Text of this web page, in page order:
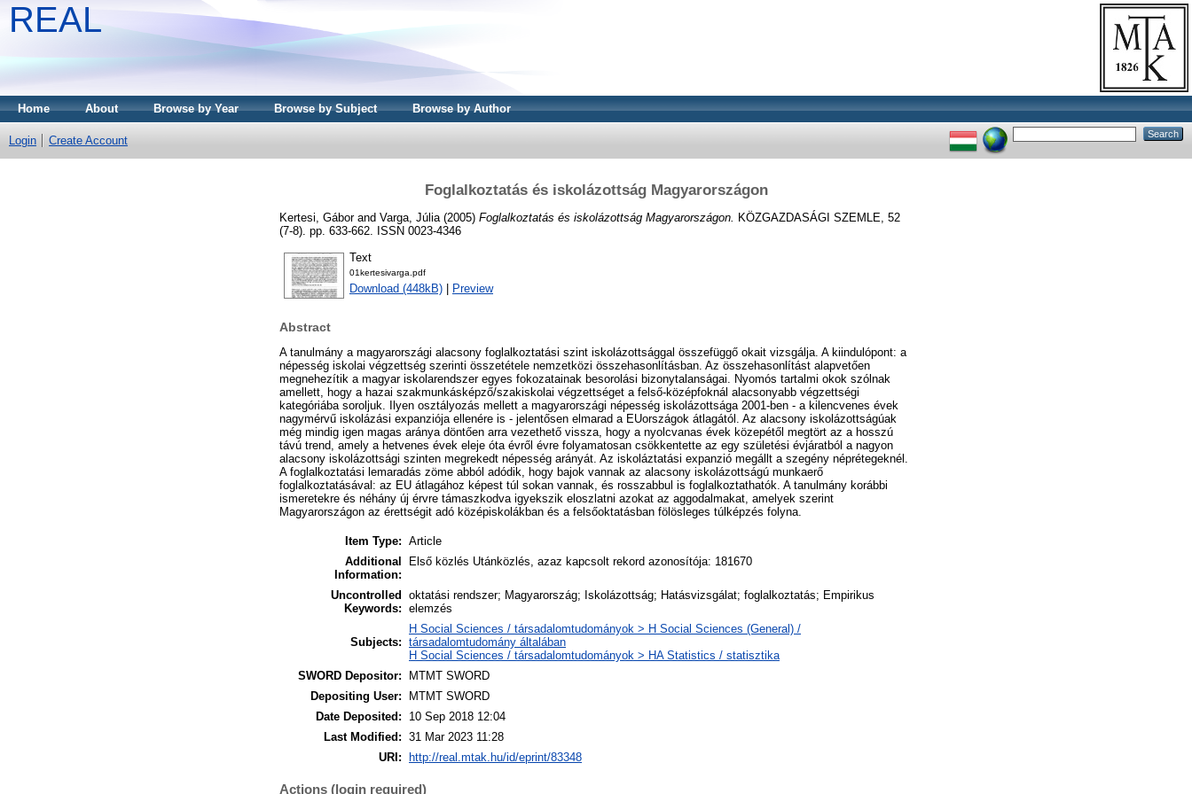
REAL
Home About Browse by Year Browse by Subject Browse by Author
Login Create Account
Foglalkoztatás és iskolázottság Magyarországon
Kertesi, Gáborand Varga, Júlia (2005) Foglalkoztatás és iskolázottság Magyarországon. KÖZGAZDASÁGI SZEMLE, 52
(7-8). pp. 633-662. ISSN 0023-4346
Text
01kertesivarga.pdf
Download (448kB) Preview
Abstract
A tanulmány a magyarországi alacsony foglalkoztatási szint iskolázottsággal összefüggő okait vizsgálja. A kiindulópont: a
népesség iskolai végzettség szerinti összetétele nemzetközi összehasonlításban. Az összehasonlítást alapvetően
megnehezítik a magyar iskolarendszer egyes fokozatainak besorolási bizonytalanságai. Nyomós tartalmi okok szólnak
amellett, hogy a hazai szakmunkásképző/szakiskolai végzettséget a felső-középfoknál alacsonyabb végzettségi
kategóriába soroljuk. Ilyen osztályozás mellett a magyarországi népesség iskolázottsága 2001-ben - a kilencvenes évek
nagymérvű iskolázási expanziója ellenére is - jelentősen elmarad a EUországok átlagától. Az alacsony iskolázottságúak
még mindig igen magas aránya döntően arra vezethető vissza, hogy a nyolcvanas évek közepétől megtört az a hosszú
távú trend, amely a hetvenes évek eleje óta évről évre folyamatosan csökkentette az egy születési évjáratból a nagyon
alacsony iskolázottsági szinten megrekedt népesség arányát. Az iskoláztatási expanzió megállt a szegény néprétegeknél.
A foglalkoztatási lemaradás zöme abból adódik, hogy bajok vannak az alacsony iskolázottságú munkaerő
foglalkoztatásával: az EU átlagához képest túl sokan vannak, és rosszabbul is foglalkoztathatók. A tanulmány korábbi
ismeretekre és néhány új érvre támaszkodva igyekszik eloszlatni azokat az aggodalmakat, amelyek szerint
Magyarországon az érettségit adó középiskolákban és a felsőoktatásban fölösleges túlképzés folyna.
Item Type: Article
Additional
Information:
Első közlés Utánközlés, azaz kapcsolt rekord azonosítója: 181670
Uncontrolled
Keywords:
oktatási rendszer; Magyarország; Iskolázottság; Hatásvizsgálat; foglalkoztatás; Empirikus
elemzés
Subjects:
H Social Sciences / társadalomtudományok > H Social Sciences (General) /
társadalomtudomány általában
H Social Sciences / társadalomtudományok > HA Statistics / statisztika
SWORD Depositor:
MTMT SWORD
Depositing User:
MTMT SWORD
Date Deposited:
10 Sep 2018 12:04
Last Modified: 31 Mar 2023 11:28
URI: http://real.mtak.hu/id/eprint/83348
Actions (login required)